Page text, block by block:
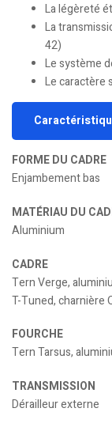
La légèreté
La
42)
Le système
Le caractère
FORME DU CADRE
Enjambement bas
MATÉRIAU DU
Aluminium
CADRE
Tern Verge,
T-Tuned, charnière
FOURCHE
Tern Tarsus,
TRANSMISSION
Dérailleur externe